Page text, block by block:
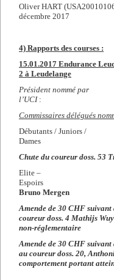
Oliver HART
décembre 2017
4) Rapports des courses :
15.01.2017 Endurance
2 à Leudelange
Président nommé par
l’UCI
Commissaires délégués
Débutants / Juniors /
Chute du coureur doss. 53
Elite –
Bruno Mergen
Amende de 30 CHF
coureur doss. 4 Mathijs
non-réglementaire
Amende de 30 CHF
au coureur doss. 20,
comportement portant